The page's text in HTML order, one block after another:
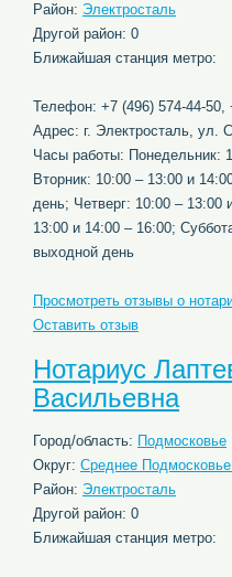
Район: Электросталь
Другой район: 0
Ближайшая станция метро:
Телефон: +7 (496) 574-44-50,
Адрес: г. Электросталь, ул.
Часы работы: Понедельник:
Вторник: 10:00 – 13:00 и
день; Четверг: 10:00 – 13:00
13:00 и 14:00 – 16:00;
выходной день
Просмотреть отзывы о
Оставить отзыв
Нотариус
Васильевна
Город/область: Подмосковье
Округ: Среднее
Район: Электросталь
Другой район: 0
Ближайшая станция метро: